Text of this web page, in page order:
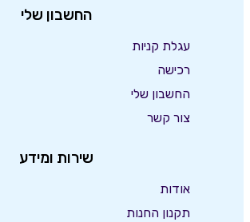
החשבון שלי
עגלת קניות
רכישה
החשבון שלי
צור קשר
שירות ומידע
אודות
תקנון החנות